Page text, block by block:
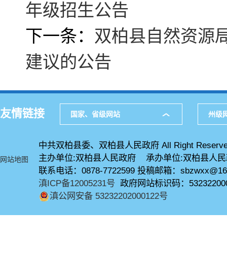
年级招生公告
下一条： 双柏县自然资源
建议的公告
友情链接 国家、省级网站 州级
网站地图
中共双柏县委、双柏县人民政府 All Right
主办单位:双柏县人民政府 承办单位:双柏县人
联系电话：0878-7722599 投稿邮箱：
滇ICP备12005231号 政府网站标识码：
滇公网安备 53232202000122号